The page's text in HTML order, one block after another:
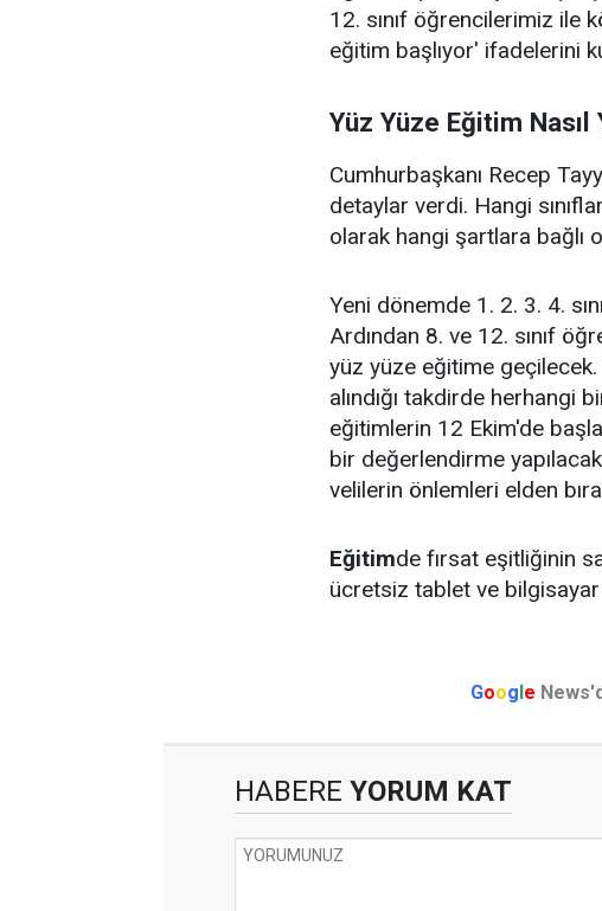
12. sınıf öğrencilerimiz ile
eğitim başlıyor' ifadelerini
Yüz Yüze Eğitim Nasıl
Cumhurbaşkanı Recep
detaylar verdi. Hangi
olarak hangi şartlara bağlı
Yeni dönemde 1. 2. 3. 4.
Ardından 8. ve 12. sınıf
yüz yüze eğitime
alındığı takdirde herhangi
eğitimlerin 12 Ekim'de
bir değerlendirme
velilerin önlemleri elden
Eğitimde fırsat eşitliğinin
ücretsiz tablet ve bilgisayar
Google
HABERE YORUM KAT